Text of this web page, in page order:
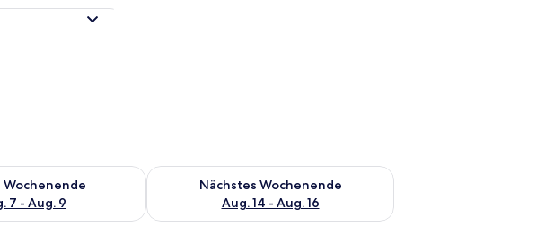
Wochenende
7 - Aug. 9
für dieses Wochenende, Aug. 7 - Aug. 9.
Nächstes Wochenende
Aug. 14 - Aug. 16
Überprüfe die Verfügbarkeit für nächstes Wochenende, Aug.